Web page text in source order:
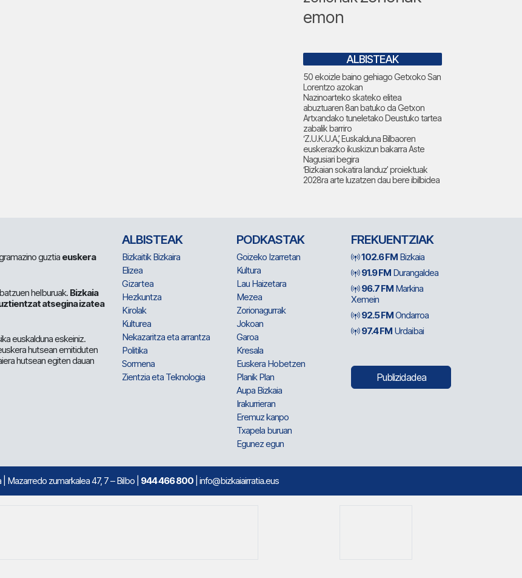
emon
ALBISTEAK
50 ekoizle baino gehiago Getxoko San
Lorentzo azokan
Nazinoarteko skateko elitea
abuztuaren 8an batuko da Getxon
Artxandako tuneletako Deustuko tartea
zabalik barriro
‘Z.U.K.U.A.’, Euskalduna Bilbaoren
euskerazko ikuskizun bakarra Aste
Nagusiari begira
‘Bizkaian sokatira landuz’ proiektuak
2028ra arte luzatzen dau bere ibilbidea
guztia euskera
helburuak. Bizkaia
atsegina izatea
euskalduna eskeiniz.
hutsean emitiduten
hutsean egiten dauan
ALBISTEAK
Bizkaitik Bizkaira
Elizea
Gizartea
Hezkuntza
Kirolak
Kulturea
Nekazaritza eta arrantza
Politika
Sormena
Zientzia eta Teknologia
PODKASTAK
Goizeko Izarretan
Kultura
Lau Haizetara
Mezea
Zorionagurrak
Jokoan
Garoa
Kresala
Euskera Hobetzen
Planik Plan
Aupa Bizkaia
Irakurrieran
Eremuz kanpo
Txapela buruan
Egunez egun
FREKUENTZIAK
102.6 FM Bizkaia
91.9 FM Durangaldea
96.7 FM Markina
Xemein
92.5 FMOndarroa
97.4 FM Urdaibai
Publizidadea
| Mazarredo zumarkalea 47, 7 – Bilbo | 944 466 800 | info@bizkaiairratia.eus